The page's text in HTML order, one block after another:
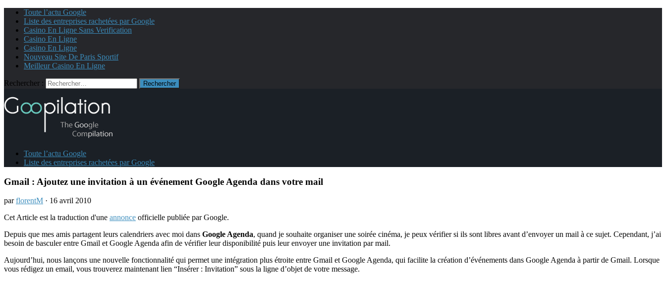
Toute l’actu Google
Liste des entreprises rachetées par Google
Casino En Ligne Sans Verification
Casino En Ligne
Casino En Ligne
Nouveau Site De Paris Sportif
Meilleur Casino En Ligne
Rechercher :
Toute l’actu Google
Liste des entreprises rachetées par Google
Gmail : Ajoutez une invitation à un événement Google Agenda dans votre mail
parflorentM · 16 avril 2010
Cet Article est la traduction d'une annonce officielle publiée par Google.
Depuis que mes amis partagent leurs calendriers avec moi dans Google Agenda, quand je souhaite organiser une soirée cinéma, je peux vérifier si ils sont libres avant d’envoyer un mail à ce sujet. Cependant, j’ai
besoin de basculer entre Gmail et Google Agenda afin de vérifier leur disponibilité puis leur envoyer une invitation par mail.
Aujourd’hui, nous lançons une nouvelle fonctionnalité qui permet une intégration plus étroite entre Gmail et Google Agenda, qui facilite la création d’événements dans Google Agenda à partir de Gmail. Lorsque
vous rédigez un email, vous trouverez maintenant lien “Insérer : Invitation” sous la ligne d’objet de votre message.